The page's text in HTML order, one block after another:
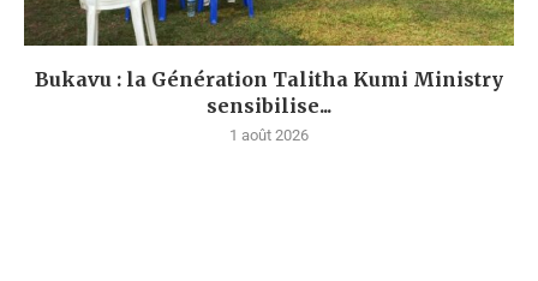
Bukavu : la Génération Talitha Kumi Ministry
sensibilise...
1 août 2026